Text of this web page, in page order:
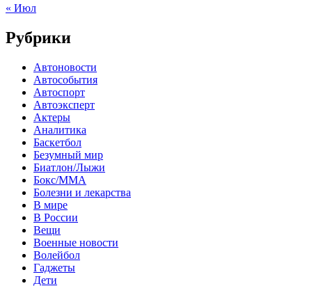
« Июл
Рубрики
Автоновости
Автособытия
Автоспорт
Автоэксперт
Актеры
Аналитика
Баскетбол
Безумный мир
Биатлон/Лыжи
Бокс/MMA
Болезни и лекарства
В мире
В России
Вещи
Военные новости
Волейбол
Гаджеты
Дети